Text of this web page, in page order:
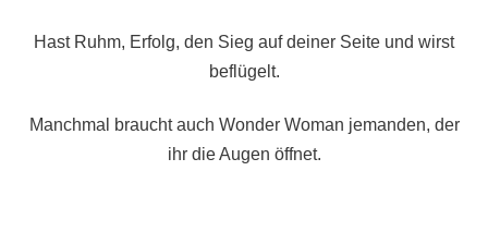
Hast Ruhm, Erfolg, den Sieg auf deiner Seite und wirst
beflügelt.
Manchmal braucht auch Wonder Woman jemanden, der
ihr die Augen öffnet.